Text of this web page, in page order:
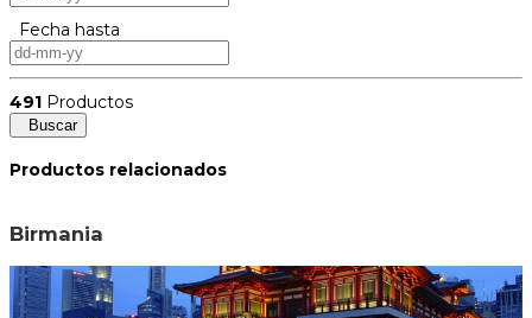
Fecha hasta
491 Productos
Buscar
Productos relacionados
Birmania